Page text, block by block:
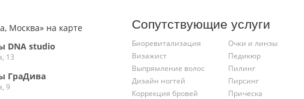
DNA studio
13
ГраДива
9
Сопутствующие услуги
Биоревитализация
Визажист
Выпрямление волос
Дизайн ногтей
Коррекция бровей
Очки и линзы
Педикюр
Пилинг
Пирсинг
Прическа